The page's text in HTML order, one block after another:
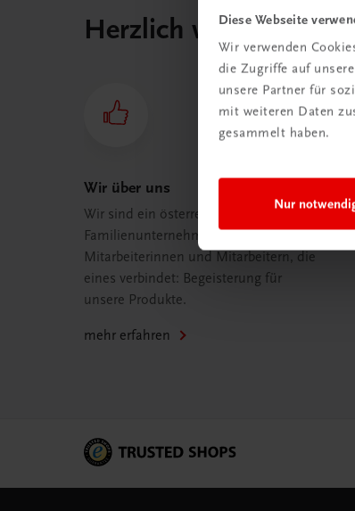
Diese Webseite
Wir verwenden
die Zugriffe auf
unsere Partner für
mit weiteren Daten
gesammelt haben.
Nur
Herzlich willkommen
Wir über uns
Wir sind ein österreichisches
Familienunternehmen mit 75
Mitarbeiterinnen und Mitarbeitern, die
eines verbindet: Begeisterung für
unsere Produkte.
mehr erfahren